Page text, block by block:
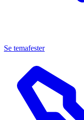
Se temafester